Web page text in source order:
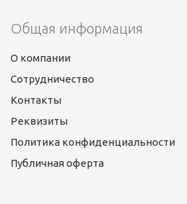
Общая информация
О компании
Сотрудничество
Контакты
Реквизиты
Политика конфиденциальности
Публичная оферта